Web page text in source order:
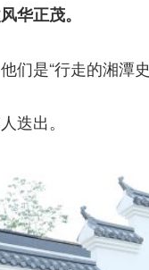
华正茂。
是“行走的湘潭史
迭出。